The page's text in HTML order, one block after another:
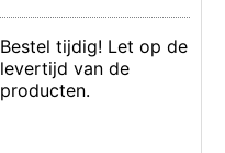
Bestel tijdig! Let op de
levertijd van de
producten.